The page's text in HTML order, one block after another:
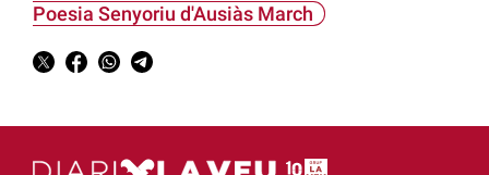
Poesia Senyoriu d'Ausiàs March